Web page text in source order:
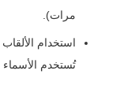
مرات).
استخدام
تُستخدم الأسماء